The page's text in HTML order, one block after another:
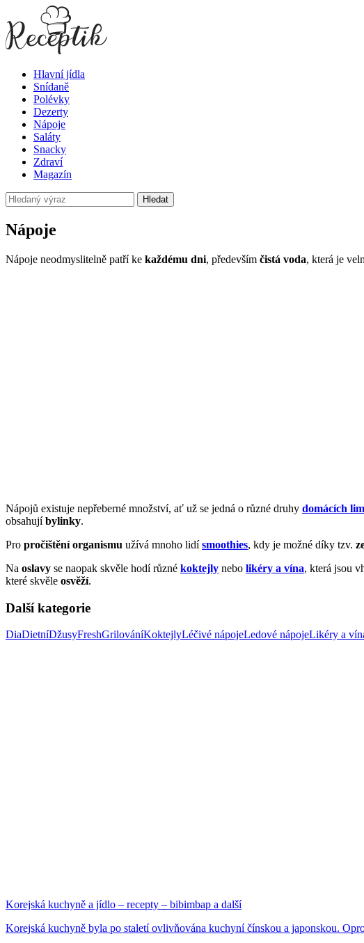
Hlavní jídla
Snídaně
Polévky
Dezerty
Nápoje
Saláty
Snacky
Zdraví
Magazín
Hledat
Nápoje
Nápoje neodmyslitelně patří ke každému dni, především čistá voda, která je
Nápojů existuje nepřeberné množství, ať už se jedná o různé druhy domácích
obsahujíbylinky.
Pro pročištění organismu užívá mnoho lidísmoothies, kdy je možné díky tzv.
Na oslavy se naopak skvěle hodí různé koktejly nebo likéry a vína, která jsou
které skvěle osvěží.
Další kategorie
DiaDietníDžusyFreshGrilováníKoktejlyLéčivé nápojeLedové nápojeLikéry a
Korejská kuchyně a jídlo – recepty – bibimbap a další
Korejská kuchyně byla po staletí ovlivňována kuchyní čínskou a japonskou.